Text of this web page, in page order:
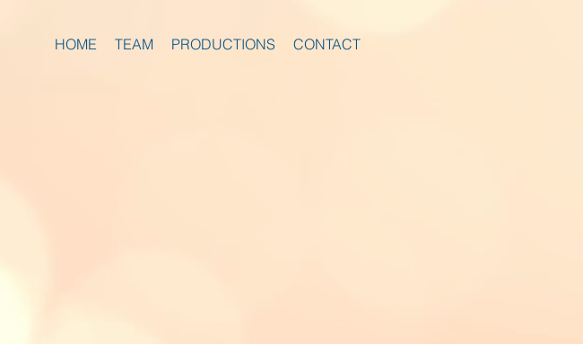
HOME TEAM PRODUCTIONS CONTACT